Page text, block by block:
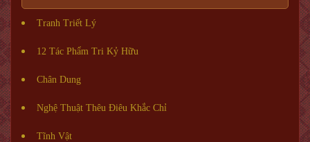
Tranh Triết Lý
12 Tác Phẩm Tri Kỷ Hữu
Chân Dung
Nghệ Thuật Thêu Điêu Khắc Chỉ
Tĩnh Vật